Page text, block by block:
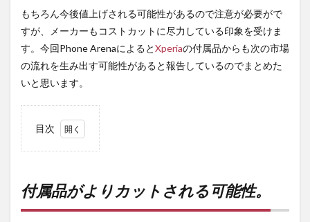
もちろん今後値上げされる可能性があるので注意が必要がで
すが、メーカーもコストカットに尽力している印象を受けま
す。今回Phone ArenaによるとXperiaの付属品からも次の市場
の流れを生み出す可能性があると報告しているのでまとめた
いと思います。
目次
より
カッ
トさ
付属品がよりカットされる可能性。